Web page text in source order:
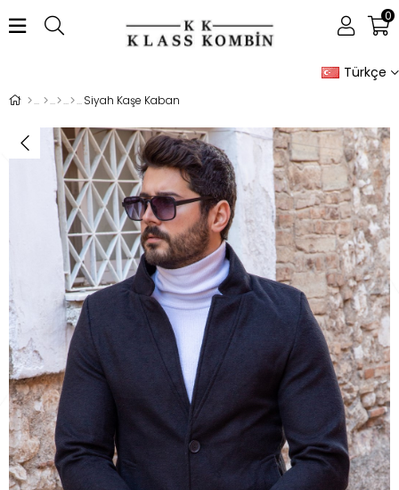
Türkçe
0
Siyah Kaşe Kaban